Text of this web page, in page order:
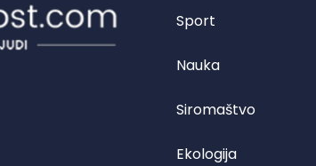
Sport
Nauka
Siromaštvo
Ekologija